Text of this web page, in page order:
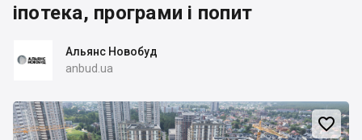
іпотека, програми і попит
Альянс Новобуд
anbud.ua
